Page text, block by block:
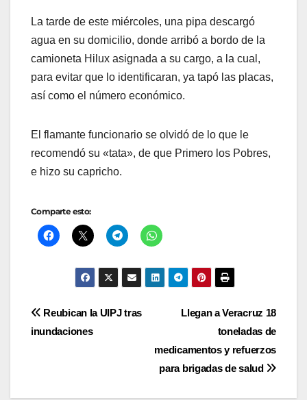
La tarde de este miércoles, una pipa descargó
agua en su domicilio, donde arribó a bordo de la
camioneta Hilux asignada a su cargo, a la cual,
para evitar que lo identificaran, ya tapó las placas,
así como el número económico.
El flamante funcionario se olvidó de lo que le
recomendó su «tata», de que Primero los Pobres,
e hizo su capricho.
Comparte esto:
Navegación
Llegan a Veracruz 18
toneladas de
medicamentos y refuerzos
para brigadas de salud
Reubican la UIPJ tras
inundaciones